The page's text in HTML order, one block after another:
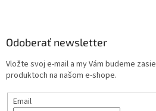
Odoberať newsletter
Vložte svoj e-mail a my Vám budeme
produktoch na našom e-shope.
Email